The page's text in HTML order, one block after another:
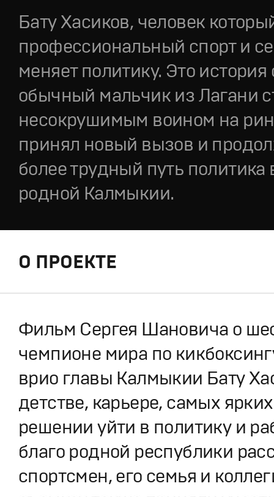
Бату Хасиков, человек
профессиональный спорт и
меняет политику. Это история
обычный мальчик из Лагани
несокрушимым воином на
принял новый вызов и
более трудный путь политика
родной Калмыкии.
О ПРОЕКТЕ
Фильм Сергея Шановича о
чемпионе мира по
врио главы Калмыкии Бату
детстве, карьере, самых
решении уйти в политику и
благо родной республики
спортсмен, его семья и